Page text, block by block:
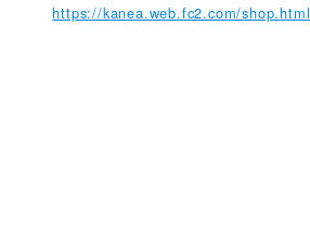
https://kanea.web.fc2.com/shop.html